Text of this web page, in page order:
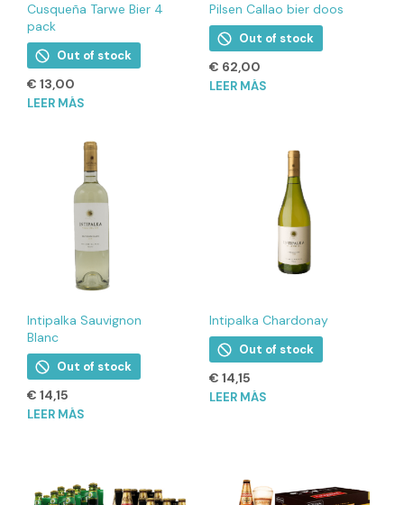
Cusqueña Tarwe Bier 4
pack
Out of stock
€ 13,00
LEER MÁS
Pilsen Callao bier doos
Out of stock
€ 62,00
LEER MÁS
Intipalka Sauvignon
Blanc
Out of stock
€ 14,15
LEER MÁS
Intipalka Chardonay
Out of stock
€ 14,15
LEER MÁS